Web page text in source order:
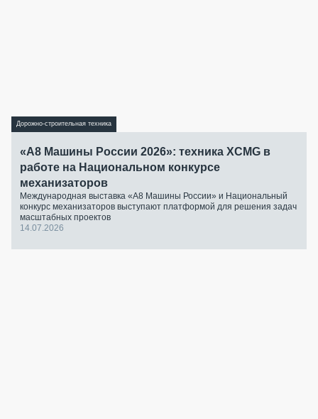
Дорожно-строительная техника
«А8 Машины России 2026»: техника XCMG в
работе на Национальном конкурсе
механизаторов
Международная выставка «А8 Машины России» и Национальный
конкурс механизаторов выступают платформой для решения задач
масштабных проектов
14.07.2026